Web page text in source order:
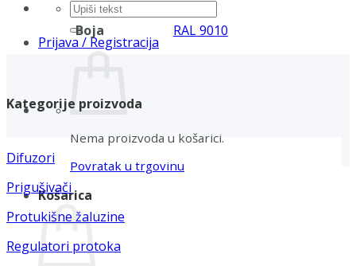
Pretraži:
Prijava / Registracija
Nema proizvoda u košarici.
Povratak u trgovinu
Košarica
Boja RAL 9010
Kategorije proizvoda
Difuzori
Prigušivači
Protukišne žaluzine
Regulatori protoka